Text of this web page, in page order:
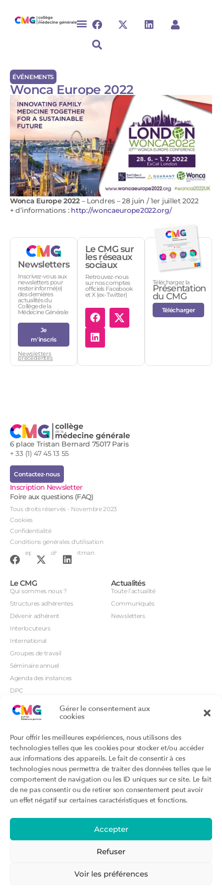
Gérer le consentement aux
cookies
Pour offrir les meilleures expériences, nous utilisons des
technologies telles que les cookies pour stocker et/ou accéder
aux informations des appareils. Le fait de consentir à ces
technologies nous permettra de traiter des données telles que le
comportement de navigation ou les ID uniques sur ce site. Le fait
de ne pas consentir ou de retirer son consentement peut avoir
un effet négatif sur certaines caractéristiques et fonctions.
Accepter
Refuser
Voir les préférences
ÉVÉNEMENTS
Wonca Europe 2022
Wonca Europe 2022– Londres – 28 juin / 1er juillet 2022
+ d’informations : http://woncaeurope2022.org/
Newsletters
Inscrivez-vous aux
newsletters pour
rester informé(e)
des dernières
actualités du
Collège de la
Médecine Générale
Je
m'inscris
Newsletters
précédentes
Le CMG sur
les réseaux
sociaux
Retrouvez-nous
sur nos comptes
officiels Facebook
et X (ex-Twitter)
Téléchargez la
Présentation
du CMG
Télécharger
6 place Tristan Bernard 75017 Paris
+ 33 (1) 47 45 13 55
Contactez-nous
Inscription Newsletter
Foire aux questions (FAQ)
Tous droits réservés - Novembre 2023
Cookies
Confidentialité
Conditions générales d'utilisation
Conception : John Brightman
Le CMG
Qui sommes nous ?
Structures adhérentes
Dévenir adhérent
Interlocuteurs
International
Groupes de travail
Séminaire annuel
Agenda des instances
DPC
Orientations prioritaires
Actualités
Toute l’actualité
Communiqués
Newsletters
Productions
Productions du Collège
Productions des structures
adhérentes
Labellisation
Addictions et médecine générale
Et si c’était une maladie rare ?
Portails
Annuaire DU/DIU
Archimede.fr
Ebmfrance.net
Toutes les recos
Certificats-absurdes.fr
la contraception dite masculine
Activité « sommeil »
Évènements
CMGF 2025
CMGF - Editions précédentes
Agenda